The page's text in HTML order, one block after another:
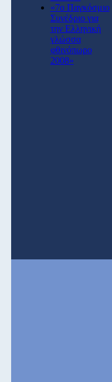
«7o Παγκόσμιο
Συνέδριο για
την Ελληνική
γλώσσα
φθινόπωρο
2008»